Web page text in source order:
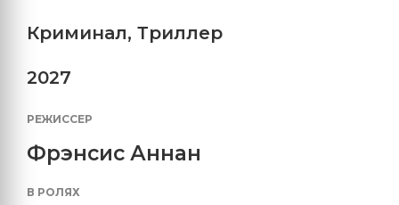
Криминал, Триллер
2027
РЕЖИССЕР
Фрэнсис Аннан
В РОЛЯХ